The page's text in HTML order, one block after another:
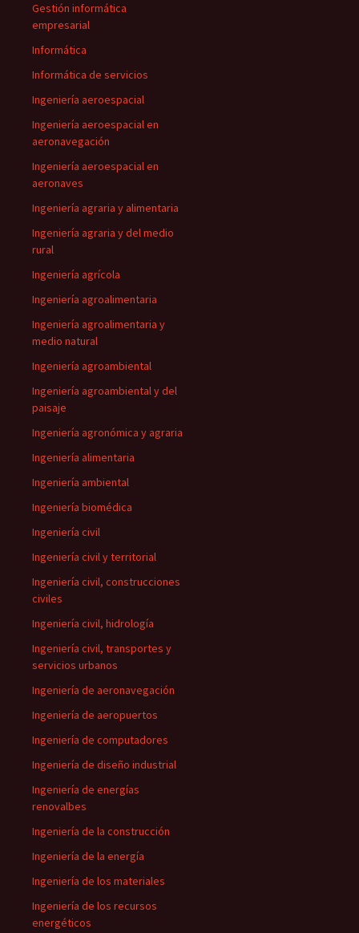
Gestión informática
empresarial
Informática
Informática de servicios
Ingeniería aeroespacial
Ingeniería aeroespacial en
aeronavegación
Ingeniería aeroespacial en
aeronaves
Ingeniería agraria y alimentaria
Ingeniería agraria y del medio
rural
Ingeniería agrícola
Ingeniería agroalimentaria
Ingeniería agroalimentaria y
medio natural
Ingeniería agroambiental
Ingeniería agroambiental y del
paisaje
Ingeniería agronómica y agraria
Ingeniería alimentaria
Ingeniería ambiental
Ingeniería biomédica
Ingeniería civil
Ingeniería civil y territorial
Ingeniería civil, construcciones
civiles
Ingeniería civil, hidrología
Ingeniería civil, transportes y
servicios urbanos
Ingeniería de aeronavegación
Ingeniería de aeropuertos
Ingeniería de computadores
Ingeniería de diseño industrial
Ingeniería de energías
renovalbes
Ingeniería de la construcción
Ingeniería de la energía
Ingeniería de los materiales
Ingeniería de los recursos
energéticos